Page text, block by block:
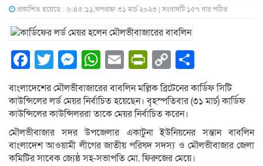
প্রকাশিত হয়েছে : ৬:৪৫:১১,অপরাহ্ন ৩১ মার্চ ২০২৩ | সংবাদটি ১৫৭ বার পঠিত
Facebook
Twitter
Messenger
WhatsApp
EmailPrintFriendly
Copy
Link
বাংলাদেশের মৌলভীবাজা‌রের বাব‌লিন ম‌ল্লিক ব্রিটে‌নের কা‌র্ডিফ সি‌টি
কাউন্সিলের লর্ড মেয়র নির্বা‌চিত হ‌য়ে‌ছেন। বৃহস্প‌তিবার (৩১ মার্চ) কা‌র্ডিফ
কাউন্সিলের কাউন্সিলররা তা‌কে মেয়র নির্বাচিত ক‌রেন।
মৌলভীবাজার সদর উপ‌জেলার একাটুনা ইউনিয়‌নের সন্তান বাব‌লিন
বাংলা‌দেশ আওয়ামী লী‌গের জাতীয় প‌রিষদ সদস্য ও মৌলভীবাজার জেলা
ক‌মি‌টির সা‌বেক জ্যেষ্ঠ সহ-সভাপ‌তি মো. ফিরুজের মেয়ে।